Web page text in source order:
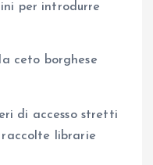
per introdurre
ceto borghese
di accesso stretti
librarie